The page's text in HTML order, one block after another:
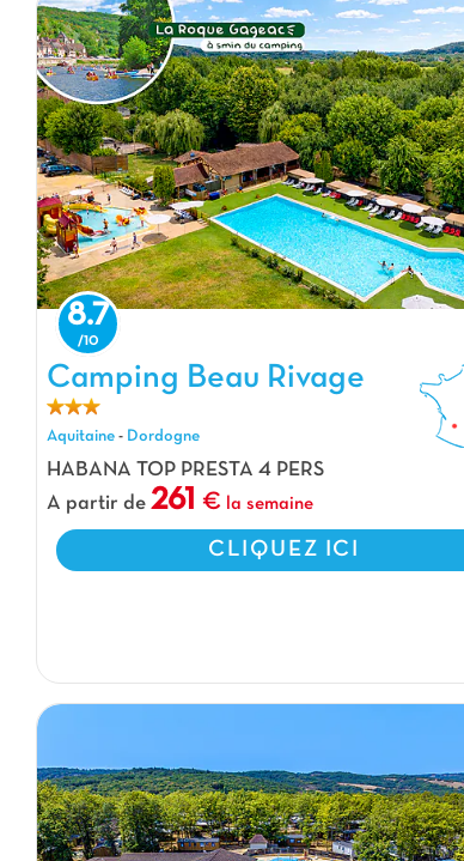
Camping Beau Rivage, Camping Aquitaine
8.7
Camping Beau Rivage
Aquitaine - Dordogne
HABANA TOP PRESTA 4 PERS
A partir de 261 la semaine
CLIQUEZ ICI